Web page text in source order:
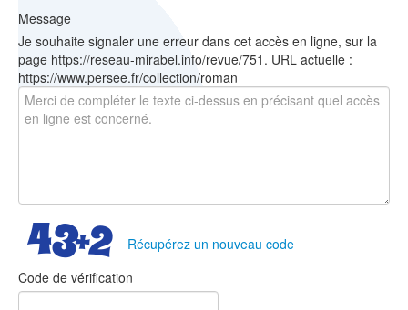
Message
Je souhaite signaler une erreur dans cet accès en ligne, sur la
page https://reseau-mirabel.info/revue/751. URL actuelle :
https://www.persee.fr/collection/roman
Récupérez un nouveau code
Code de vérification